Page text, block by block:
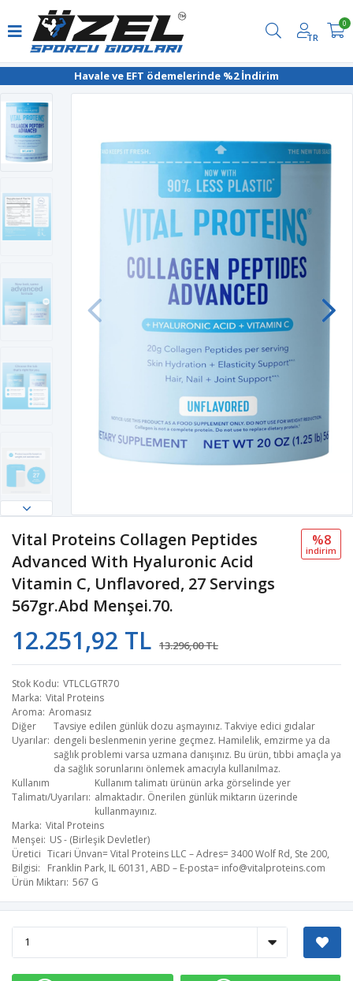
Havale ve EFT ödemelerinde %2 İndirim
TR
0
Vital Proteins Collagen Peptides
Advanced With Hyaluronic Acid
Vitamin C, Unflavored, 27 Servings
567gr.Abd Menşei.70.
12.251,92 TL 13.296,00 TL
%8
i̇ndi̇ri̇m
Stok Kodu VTLCLGTR70
Marka Vital Proteins
Aroma Aromasız
Diğer
Uyarılar
Tavsiye edilen günlük dozu aşmayınız. Takviye edici gıdalar
dengeli beslenmenin yerine geçmez. Hamilelik, emzirme ya da
sağlık problemi varsa uzmana danışınız. Bu ürün, tıbbi amaçla ya
da sağlık sorunlarını önlemek amacıyla kullanılmaz.
Kullanım
Talimatı/Uyarıları
Kullanım talimatı ürünün arka görselinde yer
almaktadır. Önerilen günlük miktarın üzerinde
kullanmayınız.
Marka Vital Proteins
Menşei US - (Birleşik Devletler)
Üretici
Bilgisi
Ticari Ünvan= Vital Proteins LLC – Adres= 3400 Wolf Rd, Ste 200,
Franklin Park, IL 60131, ABD – E-posta= info@vitalproteins.com
Ürün Miktarı 567 G